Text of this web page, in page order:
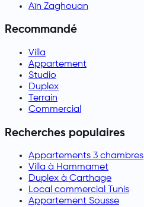
Aïn Zaghouan
Recommandé
Villa
Appartement
Studio
Duplex
Terrain
Commercial
Recherches populaires
Appartements 3 chambres
Villa à Hammamet
Duplex à Carthage
Local commercial Tunis
Appartement Sousse